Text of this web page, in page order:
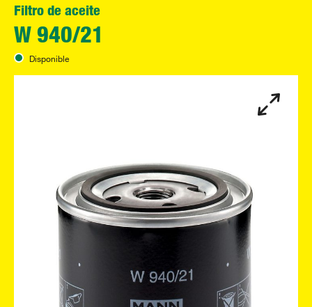
Filtro de aceite
W 940/21
Disponible